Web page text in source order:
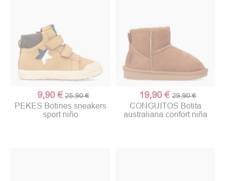
9,90 € 25,90 €
PEKES Botines sneakers
sport niño
19,90 € 29,90 €
CONGUITOS Botita
australiana confort niña